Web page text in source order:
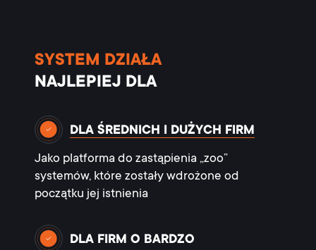
SYSTEM DZIAŁA
NAJLEPIEJ DLA
DLA ŚREDNICH I DUŻYCH FIRM
Jako platforma do zastąpienia „zoo”
systemów, które zostały wdrożone od
początku jej istnienia
DLA FIRM O BARDZO